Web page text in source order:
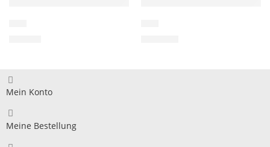
Mein Konto
Meine Bestellung